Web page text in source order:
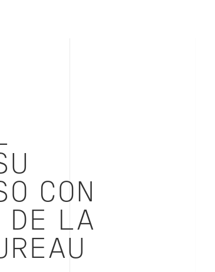
CON
DE LA